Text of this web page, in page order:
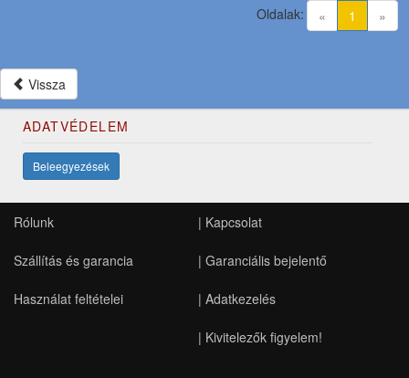
« 1 (current)
»
Oldalak:
Vissza
ADATVÉDELEM
Beleegyezések
Rólunk
Szállítás és garancia
Használat feltételei
| Kapcsolat
| Garanciális bejelentő
| Adatkezelés
| Kivitelezők figyelem!